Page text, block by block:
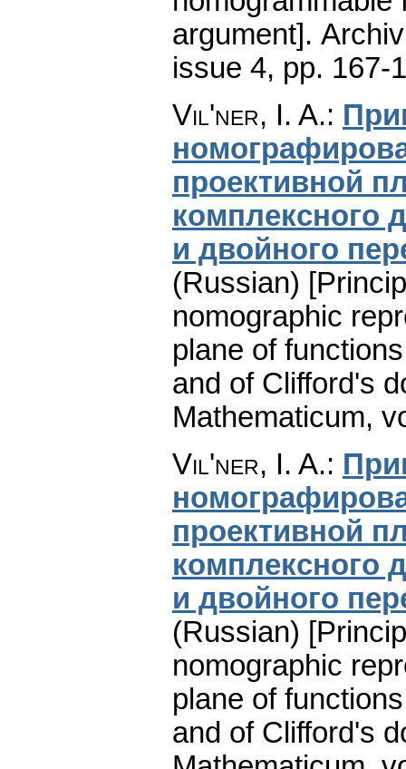
argument].
issue 4, pp. 167-
Vil'ner, I. A.:
проективной
комплексного
и двойного
(Russian)
nomographic
plane of
and of Clifford's
Mathematicum,
Vil'ner, I. A.:
проективной
комплексного
и двойного
(Russian)
nomographic
plane of
and of Clifford's